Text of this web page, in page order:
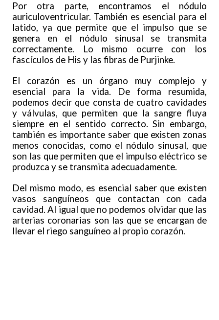
Por otra parte, encontramos el nódulo
auriculoventricular. También es esencial para el
latido, ya que permite que el impulso que se
genera en el nódulo sinusal se transmita
correctamente. Lo mismo ocurre con los
fascículos de His y las fibras de Purjinke.
El corazón es un órgano muy complejo y
esencial para la vida. De forma resumida,
podemos decir que consta de cuatro cavidades
y válvulas, que permiten que la sangre fluya
siempre en el sentido correcto. Sin embargo,
también es importante saber que existen zonas
menos conocidas, como el nódulo sinusal, que
son las que permiten que el impulso eléctrico se
produzca y se transmita adecuadamente.
Del mismo modo, es esencial saber que existen
vasos sanguíneos que contactan con cada
cavidad. Al igual que no podemos olvidar que las
arterias coronarias son las que se encargan de
llevar el riego sanguíneo al propio corazón.